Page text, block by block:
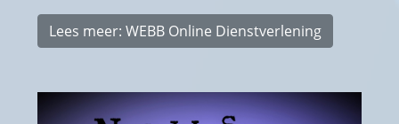
Lees meer: WEBB Online Dienstverlening